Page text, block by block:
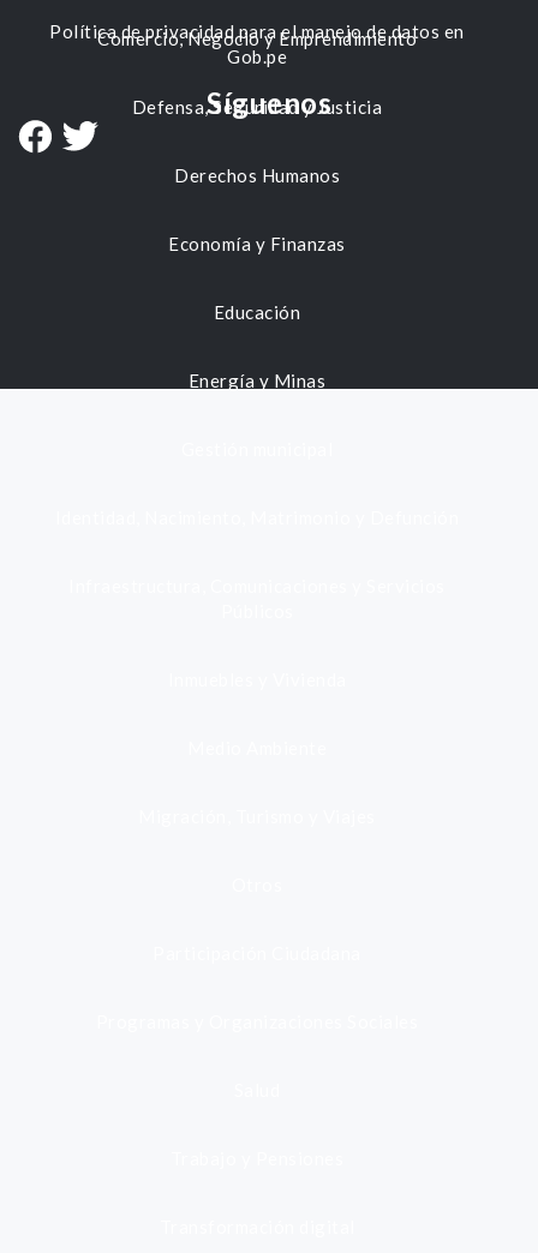
Comercio, Negocio y Emprendimiento
Defensa, Seguridad y Justicia
Derechos Humanos
Economía y Finanzas
Educación
Energía y Minas
Política de privacidad para el manejo de datos en
Gob.pe
Síguenos